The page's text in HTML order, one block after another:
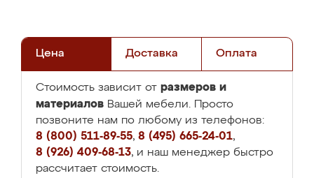
Цена Доставка Оплата
Стоимость зависит от размеров и
материалов Вашей мебели. Просто
позвоните нам по любому из телефонов:
8 (800) 511-89-55, 8 (495) 665-24-01,
8 (926) 409-68-13, и наш менеджер быстро
рассчитает стоимость.